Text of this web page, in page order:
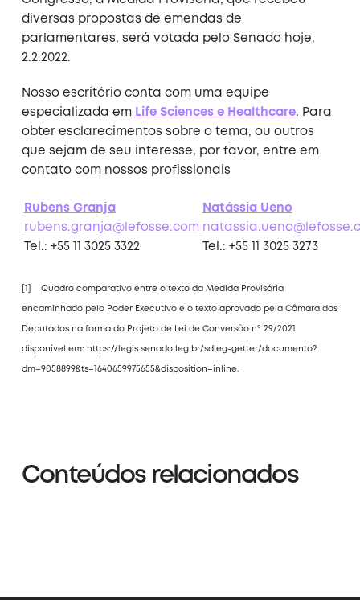
diversas propostas de emendas de
parlamentares, será votada pelo Senado hoje,
2.2.2022.
Nosso escritório conta com uma equipe
especializada em Life Sciences e Healthcare. Para
obter esclarecimentos sobre o tema, ou outros
que sejam de seu interesse, por favor, entre em
contato com nossos profissionais
Rubens Granja
rubens.granja@lefosse.com
Tel.: +55 11 3025 3322
Natássia Ueno
Tel.: +55 11 3025 3273
[1] Quadro comparativo entre o texto da Medida Provisória
encaminhado pelo Poder Executivo e o texto aprovado pela Câmara dos
Deputados na forma do Projeto de Lei de Conversão nº 29/2021
disponível em: https://legis.senado.leg.br/sdleg-getter/documento?
dm=9058899&ts=1640659975655&disposition=inline.
Conteúdos relacionados